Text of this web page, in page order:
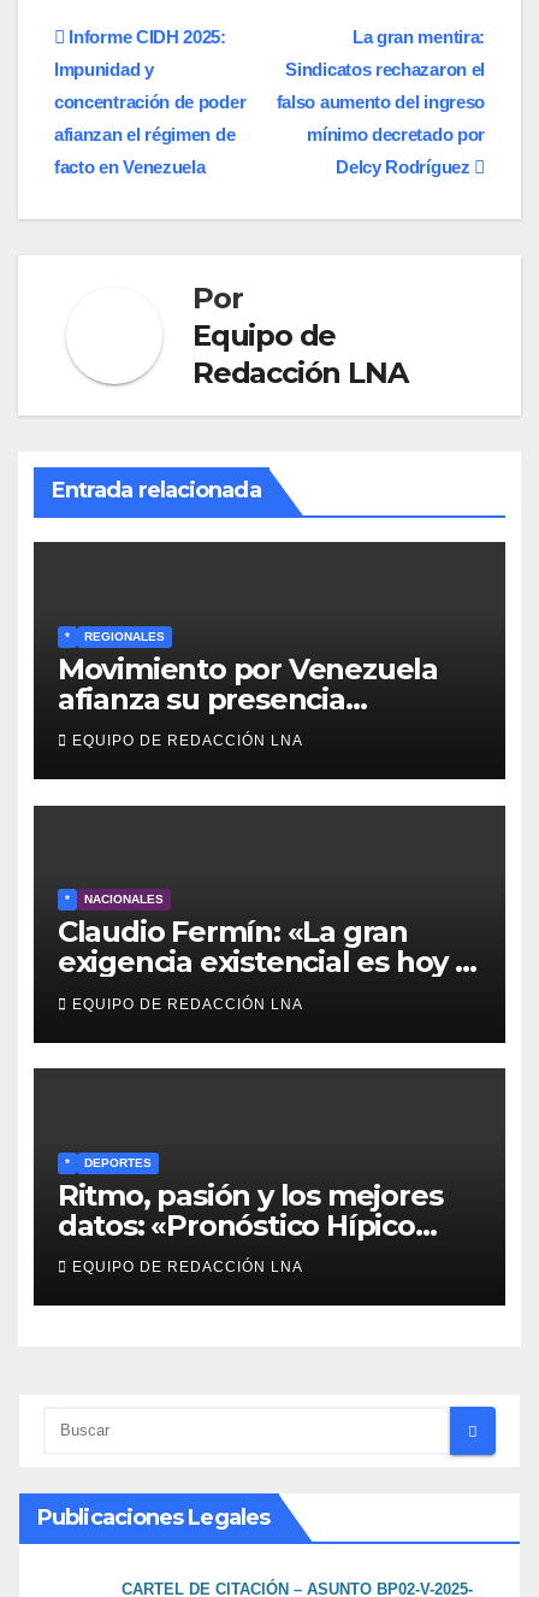
Navegación
de
entradas
La gran mentira:
Sindicatos rechazaron el
falso aumento del ingreso
mínimo decretado por
Delcy Rodríguez
Informe CIDH 2025:
Impunidad y
concentración de poder
afianzan el régimen de
facto en Venezuela
Por
Equipo de
Redacción LNA
Entrada relacionada
* REGIONALES
Movimiento por Venezuela
afianza su presencia
comunitaria en La Ponderosa
y otras comunidades de
Anzoátegui
EQUIPO DE REDACCIÓN LNA
* NACIONALES
Claudio Fermín: «La gran
exigencia existencial es hoy la
defensa de la soberanía»
EQUIPO DE REDACCIÓN LNA
* DEPORTES
Ritmo, pasión y los mejores
datos: «Pronóstico Hípico
Musical» se adueña de los
domingos en La Poderosa
90.3 FM
EQUIPO DE REDACCIÓN LNA
Publicaciones Legales
CARTEL DE CITACIÓN – ASUNTO BP02-V-2025-